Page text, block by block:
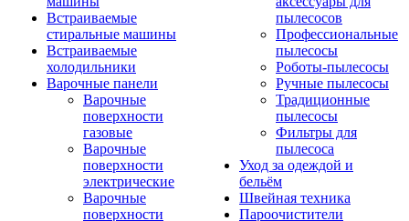
Встраиваемые
стиральные машины
Встраиваемые
холодильники
Варочные панели
Варочные
поверхности
газовые
Варочные
поверхности
электрические
Варочные
поверхности
пылесосов
Профессиональные
пылесосы
Роботы-пылесосы
Ручные пылесосы
Традиционные
пылесосы
Фильтры для
пылесоса
Уход за одеждой и
бельём
Швейная техника
Пароочистители